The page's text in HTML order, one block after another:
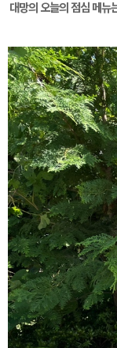
대망의 오늘의 점심 메뉴